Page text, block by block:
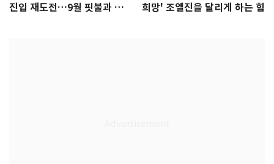
진입 재도전…9월 핏불과 대
희망' 조엘진을 달리게 하는 힘